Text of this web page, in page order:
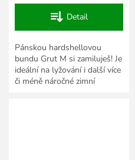
Detail
Pánskou hardshellovou
bundu Grut M si zamiluješ! Je
ideální na lyžování i další více
či méně náročné zimní